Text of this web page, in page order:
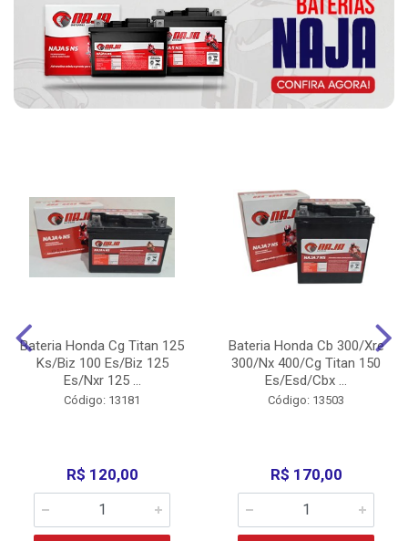
Bateria Honda Cg Titan 125
Ks/Biz 100 Es/Biz 125
Es/Nxr 125 ...
Código: 13181
R$ 120,00
Bateria Honda Cb 300/Xre
300/Nx 400/Cg Titan 150
Es/Esd/Cbx ...
Código: 13503
R$ 170,00